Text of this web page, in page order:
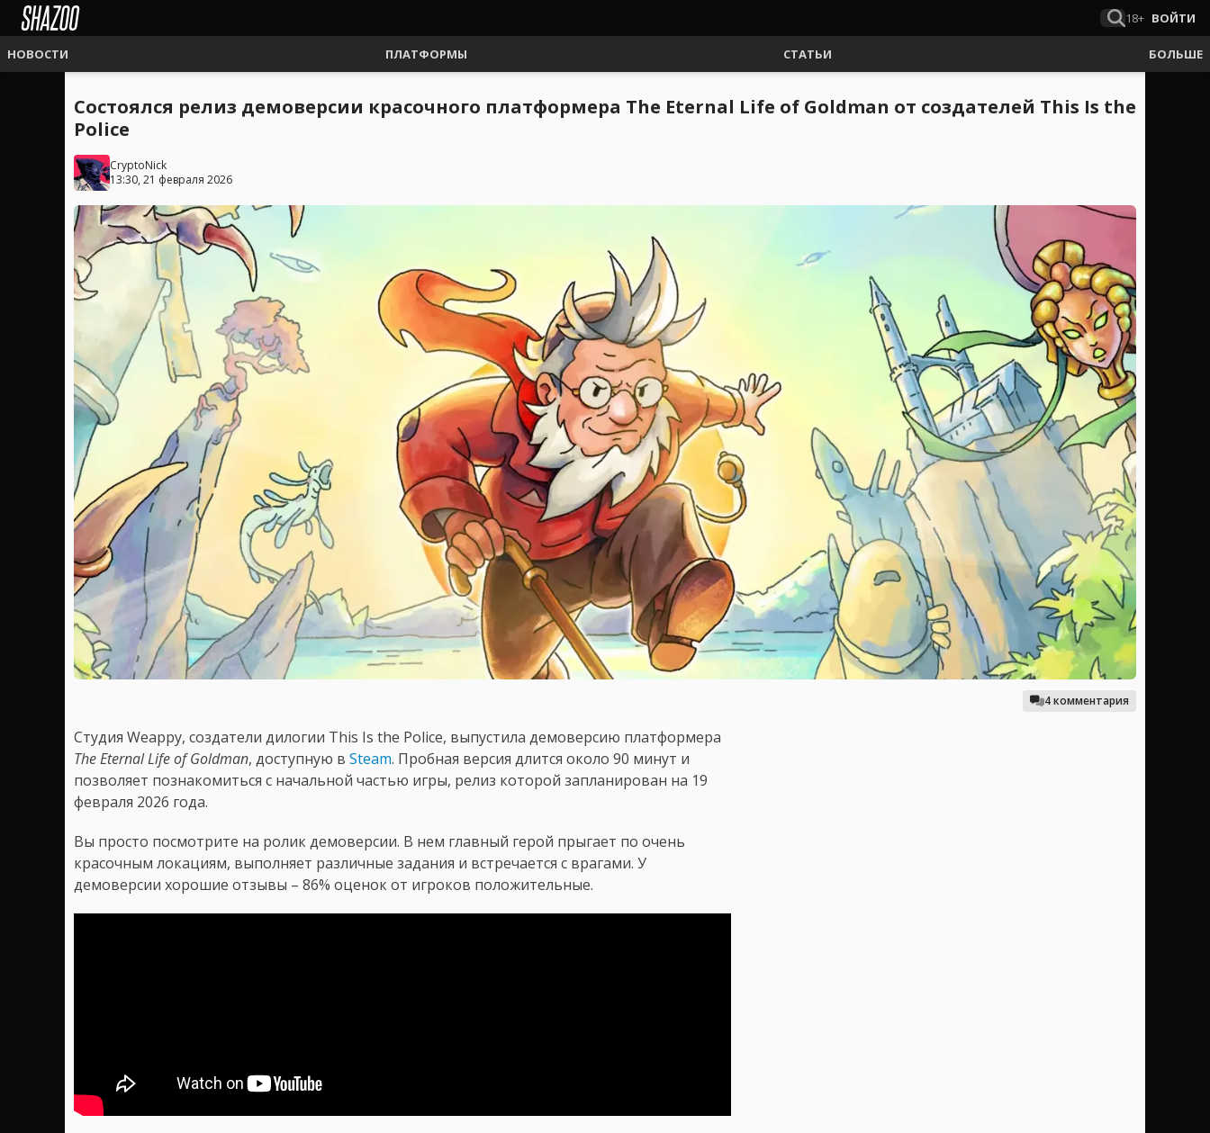
18+ ВОЙТИ
НОВОСТИ ПЛАТФОРМЫ СТАТЬИ БОЛЬШЕ
Состоялся релиз демоверсии красочного платформера The Eternal Life of Goldman от создателей This Is the
Police
CryptoNick
13:30, 21 февраля 2026
4 комментария
Студия Weappy, создатели дилогии This Is the Police, выпустила демоверсию платформера
The Eternal Life of Goldman, доступную в Steam. Пробная версия длится около 90 минут и
позволяет познакомиться с начальной частью игры, релиз которой запланирован на 19
февраля 2026 года.
Вы просто посмотрите на ролик демоверсии. В нем главный герой прыгает по очень
красочным локациям, выполняет различные задания и встречается с врагами. У
демоверсии хорошие отзывы – 86% оценок от игроков положительные.